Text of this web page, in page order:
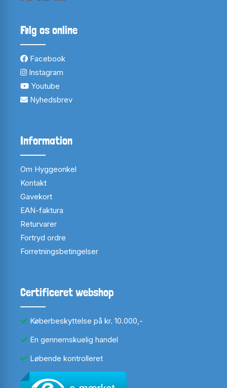
Følg os online
Facebook
Instagram
Youtube
Nyhedsbrev
Information
Om Hyggeonkel
Kontakt
Gavekort
EAN-faktura
Returvarer
Fortryd ordre
Forretningsbetingelser
Certificeret webshop
Køberbeskyttelse på kr. 10.000,-
En gennemskuelig handel
Løbende kontrolleret